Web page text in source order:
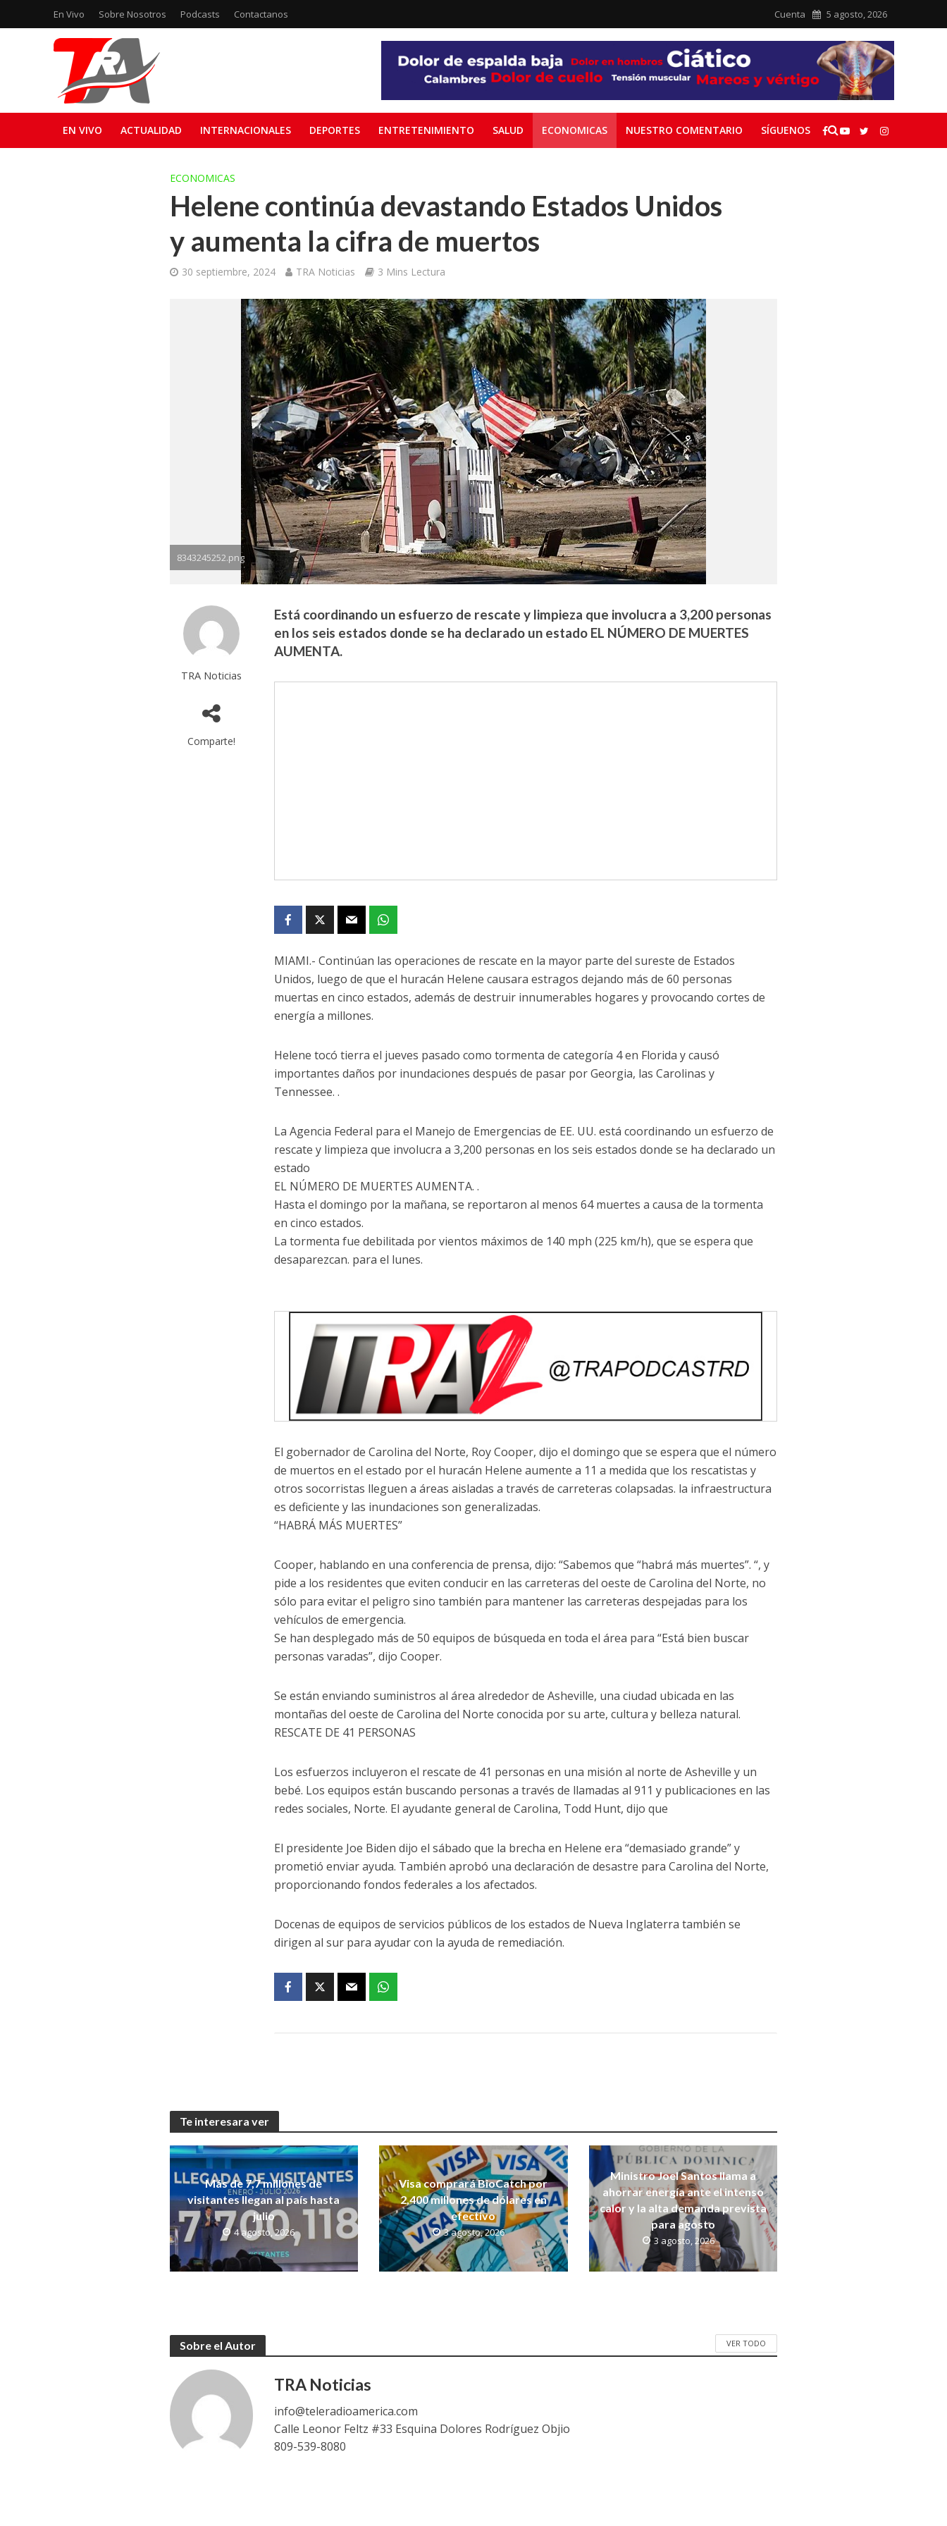
En Vivo Sobre Nosotros Podcasts Contactanos Cuenta 5 agosto, 2026
EN VIVO ACTUALIDAD INTERNACIONALES DEPORTES ENTRETENIMIENTO SALUD ECONOMICAS NUESTRO COMENTARIO SÍGUENOS
ECONOMICAS
Helene continúa devastando Estados Unidos
y aumenta la cifra de muertos
30 septiembre, 2024 TRA Noticias 3 Mins Lectura
8343245252.png
TRA Noticias
Comparte!
Está coordinando un esfuerzo de rescate y limpieza que involucra a 3,200 personas
en los seis estados donde se ha declarado un estado EL NÚMERO DE MUERTES
AUMENTA.
MIAMI.- Continúan las operaciones de rescate en la mayor parte del sureste de Estados
Unidos, luego de que el huracán Helene causara estragos dejando más de 60 personas
muertas en cinco estados, además de destruir innumerables hogares y provocando cortes de
energía a millones.
Helene tocó tierra el jueves pasado como tormenta de categoría 4 en Florida y causó
importantes daños por inundaciones después de pasar por Georgia, las Carolinas y
Tennessee. .
La Agencia Federal para el Manejo de Emergencias de EE. UU. está coordinando un esfuerzo de
rescate y limpieza que involucra a 3,200 personas en los seis estados donde se ha declarado un
estado
EL NÚMERO DE MUERTES AUMENTA. .
Hasta el domingo por la mañana, se reportaron al menos 64 muertes a causa de la tormenta
en cinco estados.
La tormenta fue debilitada por vientos máximos de 140 mph (225 km/h), que se espera que
desaparezcan. para el lunes.
El gobernador de Carolina del Norte, Roy Cooper, dijo el domingo que se espera que el número
de muertos en el estado por el huracán Helene aumente a 11 a medida que los rescatistas y
otros socorristas lleguen a áreas aisladas a través de carreteras colapsadas. la infraestructura
es deficiente y las inundaciones son generalizadas.
“HABRÁ MÁS MUERTES”
Cooper, hablando en una conferencia de prensa, dijo: “Sabemos que “habrá más muertes”. “, y
pide a los residentes que eviten conducir en las carreteras del oeste de Carolina del Norte, no
sólo para evitar el peligro sino también para mantener las carreteras despejadas para los
vehículos de emergencia.
Se han desplegado más de 50 equipos de búsqueda en toda el área para “Está bien buscar
personas varadas”, dijo Cooper.
Se están enviando suministros al área alrededor de Asheville, una ciudad ubicada en las
montañas del oeste de Carolina del Norte conocida por su arte, cultura y belleza natural.
RESCATE DE 41 PERSONAS
Los esfuerzos incluyeron el rescate de 41 personas en una misión al norte de Asheville y un
bebé. Los equipos están buscando personas a través de llamadas al 911 y publicaciones en las
redes sociales, Norte. El ayudante general de Carolina, Todd Hunt, dijo que
El presidente Joe Biden dijo el sábado que la brecha en Helene era “demasiado grande” y
prometió enviar ayuda. También aprobó una declaración de desastre para Carolina del Norte,
proporcionando fondos federales a los afectados.
Docenas de equipos de servicios públicos de los estados de Nueva Inglaterra también se
dirigen al sur para ayudar con la ayuda de remediación.
Te interesara ver
Más de 7,7 millones de
visitantes llegan al país hasta
julio
4 agosto, 2026
Visa comprará BioCatch por
2,400 millones de dólares en
efectivo
3 agosto, 2026
Ministro Joel Santos llama a
ahorrar energía ante el intenso
calor y la alta demanda prevista
para agosto
3 agosto, 2026
Sobre el Autor VER TODO
TRA Noticias
info@teleradioamerica.com
Calle Leonor Feltz #33 Esquina Dolores Rodríguez Objio
809-539-8080